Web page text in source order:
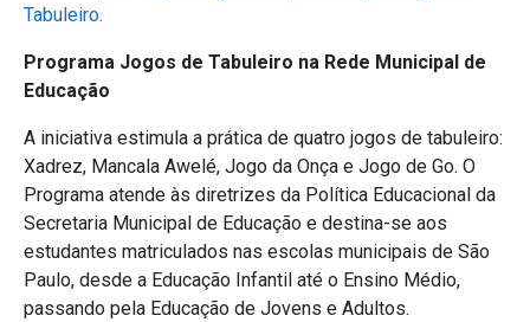
Tabuleiro.
Programa Jogos de Tabuleiro na Rede Municipal de
Educação
A iniciativa estimula a prática de quatro jogos de tabuleiro:
Xadrez, Mancala Awelé, Jogo da Onça e Jogo de Go. O
Programa atende às diretrizes da Política Educacional da
Secretaria Municipal de Educação e destina-se aos
estudantes matriculados nas escolas municipais de São
Paulo, desde a Educação Infantil até o Ensino Médio,
passando pela Educação de Jovens e Adultos.